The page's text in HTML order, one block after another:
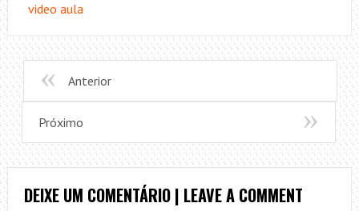
video aula
Anterior
Próximo
DEIXE UM COMENTÁRIO | LEAVE A COMMENT